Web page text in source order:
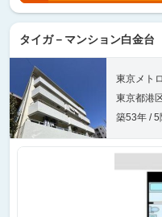
タイガ－マンション白金台
東京メト
東京都港
築53年 / 5